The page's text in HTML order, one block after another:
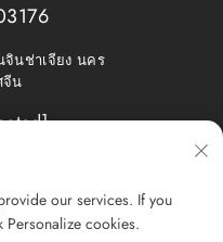
จินช่าเจียง นคร
จีน
ว
our services. If you
cookies.